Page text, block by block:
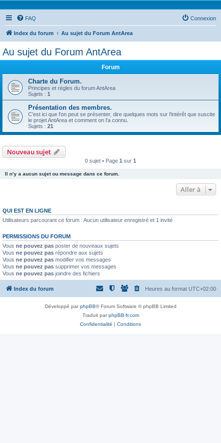
FAQ Connexion
Index du forum Au sujet du Forum AntArea
Au sujet du Forum AntArea
Forum
Charte du Forum.
Principes et règles du forum AntArea
Sujets : 1
Présentation des membres.
C'est ici que l'on peut se présenter, dire quelques mots sur l'intérêt que suscite
le projet AntArea et comment on l'a connu.
Sujets : 21
Nouveau sujet
0 sujet • Page 1 sur 1
Il n’y a aucun sujet ou message dans ce forum.
Aller à
QUI EST EN LIGNE
Utilisateurs parcourant ce forum : Aucun utilisateur enregistré et 1 invité
PERMISSIONS DU FORUM
Vous ne pouvez pas poster de nouveaux sujets
Vous ne pouvez pas répondre aux sujets
Vous ne pouvez pas modifier vos messages
Vous ne pouvez pas supprimer vos messages
Vous ne pouvez pas joindre des fichiers
Index du forum Heures au format UTC+02:00
Développé parphpBB® Forum Software © phpBB Limited
Traduit parphpBB-fr.com
Confidentialité | Conditions